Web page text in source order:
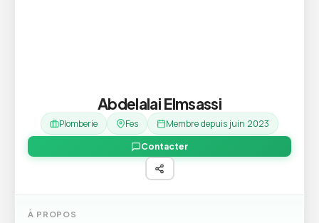
Abdelalai Elmsassi
Plomberie Fes Membre depuis juin 2023
Contacter
À PROPOS